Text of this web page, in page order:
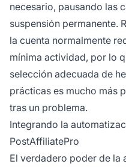
necesario, pausando las
suspensión permanente.
la cuenta normalmente
mínima actividad, por lo
selección adecuada de
prácticas es mucho más
tras un problema.
Integrando la
PostAffiliatePro
El verdadero poder de la